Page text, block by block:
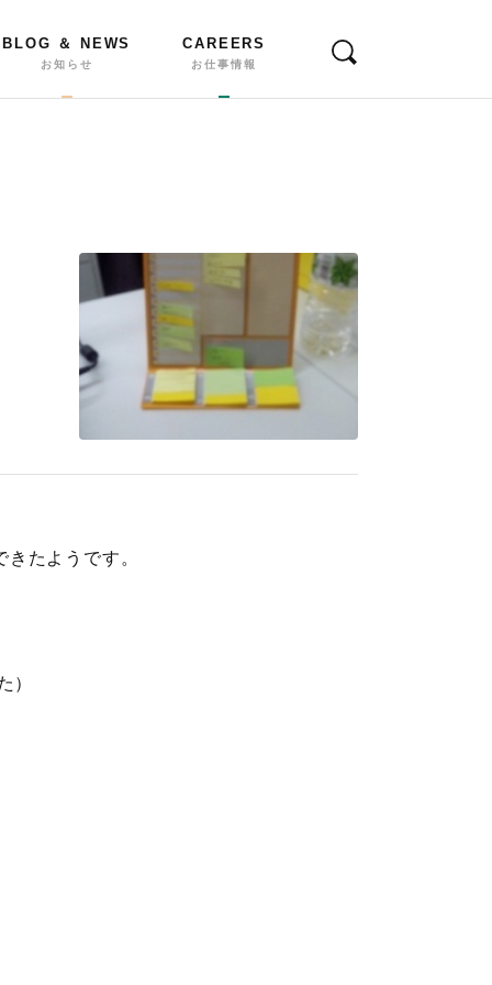
BLOG ＆ NEWS
お知らせ
CAREERS
お仕事情報
たようです。
）